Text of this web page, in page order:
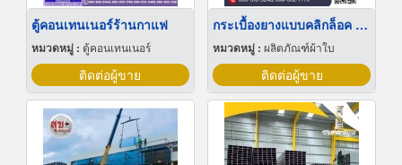
ตู้คอนเทนเนอร์ร้านกาแฟ
หมวดหมู่ : ตู้คอนเทนเนอร์
ติดต่อผู้ขาย
กระเบื้องยางแบบคลิกล็อค ติดตั้งง่าย
หมวดหมู่ : ผลิตภัณฑ์ผ้าใบ
ติดต่อผู้ขาย